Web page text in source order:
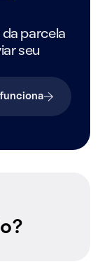
parcela
seu